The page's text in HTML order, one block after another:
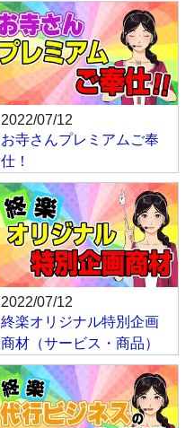
2022/07/12
お寺さんプレミアムご奉
仕！
2022/07/12
終楽オリジナル特別企画
商材（サービス・商品）